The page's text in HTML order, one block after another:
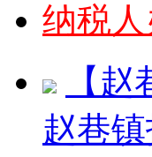
纳税
【
赵巷